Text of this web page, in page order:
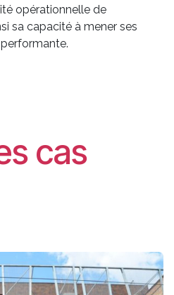
opérationnelle de
sa capacité à mener ses
cas